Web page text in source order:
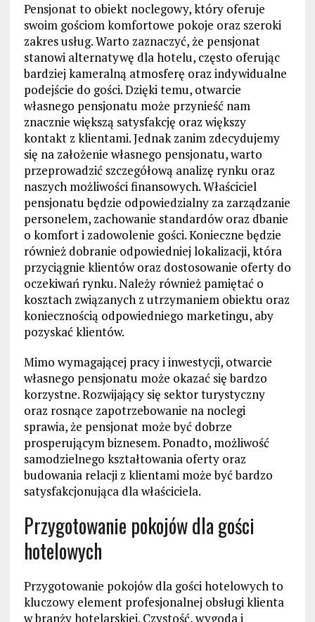
Pensjonat to obiekt noclegowy, który oferuje
swoim gościom komfortowe pokoje oraz szeroki
zakres usług. Warto zaznaczyć, że pensjonat
stanowi alternatywę dla hotelu, często oferując
bardziej kameralną atmosferę oraz indywidualne
podejście do gości. Dzięki temu, otwarcie
własnego pensjonatu może przynieść nam
znacznie większą satysfakcję oraz większy
kontakt z klientami. Jednak zanim zdecydujemy
się na założenie własnego pensjonatu, warto
przeprowadzić szczegółową analizę rynku oraz
naszych możliwości finansowych. Właściciel
pensjonatu będzie odpowiedzialny za zarządzanie
personelem, zachowanie standardów oraz dbanie
o komfort i zadowolenie gości. Konieczne będzie
również dobranie odpowiedniej lokalizacji, która
przyciągnie klientów oraz dostosowanie oferty do
oczekiwań rynku. Należy również pamiętać o
kosztach związanych z utrzymaniem obiektu oraz
koniecznością odpowiedniego marketingu, aby
pozyskać klientów.
Mimo wymagającej pracy i inwestycji, otwarcie
własnego pensjonatu może okazać się bardzo
korzystne. Rozwijający się sektor turystyczny
oraz rosnące zapotrzebowanie na noclegi
sprawia, że pensjonat może być dobrze
prosperującym biznesem. Ponadto, możliwość
samodzielnego kształtowania oferty oraz
budowania relacji z klientami może być bardzo
satysfakcjonująca dla właściciela.
Przygotowanie pokojów dla gości
hotelowych
Przygotowanie pokojów dla gości hotelowych to
kluczowy element profesjonalnej obsługi klienta
w branży hotelarskiej. Czystość, wygoda i